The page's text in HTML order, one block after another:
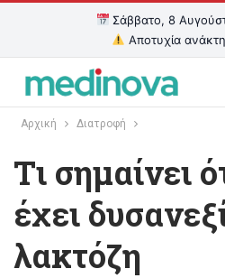
Σάββατο, 8
Αποτυχία
Αρχική Διατροφή
Tι σημαίνει
έχει
λακτόζη